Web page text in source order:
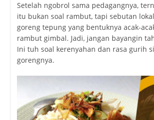
Setelah ngobrol sama pedagangnya,
itu bukan soal rambut, tapi sebutan
goreng tepung yang bentuknya acak-
rambut gimbal. Jadi, jangan bayangin
Ini tuh soal kerenyahan dan rasa gurih
gorengnya.